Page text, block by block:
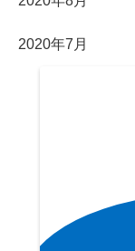
2020年7月